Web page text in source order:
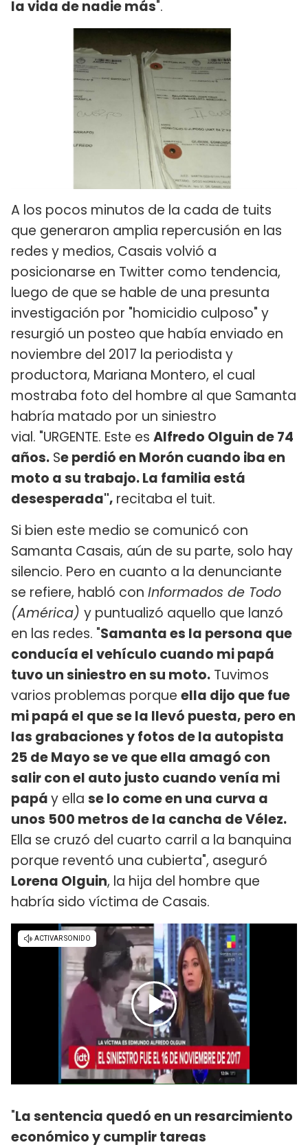
la vida de nadie más".
A los pocos minutos de la cada de tuits
que generaron amplia repercusión en las
redes y medios, Casais volvió a
posicionarse en Twitter como tendencia,
luego de que se hable de una presunta
investigación por "homicidio culposo" y
resurgió un posteo que había enviado en
noviembre del 2017 la periodista y
productora, Mariana Montero, el cual
mostraba foto del hombre al que Samanta
habría matado por un siniestro
vial. "URGENTE. Este es Alfredo Olguin de 74
años. Se perdió en Morón cuando iba en
moto a su trabajo. La familia está
desesperada", recitaba el tuit.
Si bien este medio se comunicó con
Samanta Casais, aún de su parte, solo hay
silencio. Pero en cuanto a la denunciante
se refiere, habló con Informados de Todo
(América) y puntualizó aquello que lanzó
en las redes. "Samanta es la persona que
conducía el vehículo cuando mi papá
tuvo un siniestro en su moto. Tuvimos
varios problemas porque ella dijo que fue
mi papá el que se la llevó puesta, pero en
las grabaciones y fotos de la autopista
25 de Mayo se ve que ella amagó con
salir con el auto justo cuando venía mi
papáy ella se lo come en una curva a
unos 500 metros de la cancha de Vélez.
Ella se cruzó del cuarto carril a la banquina
porque reventó una cubierta", aseguró
Lorena Olguin, la hija del hombre que
habría sido víctima de Casais.
"La sentencia quedó en un resarcimiento
económico y cumplir tareas